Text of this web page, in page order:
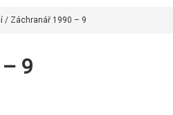
/ Záchranář 1990 – 9
9